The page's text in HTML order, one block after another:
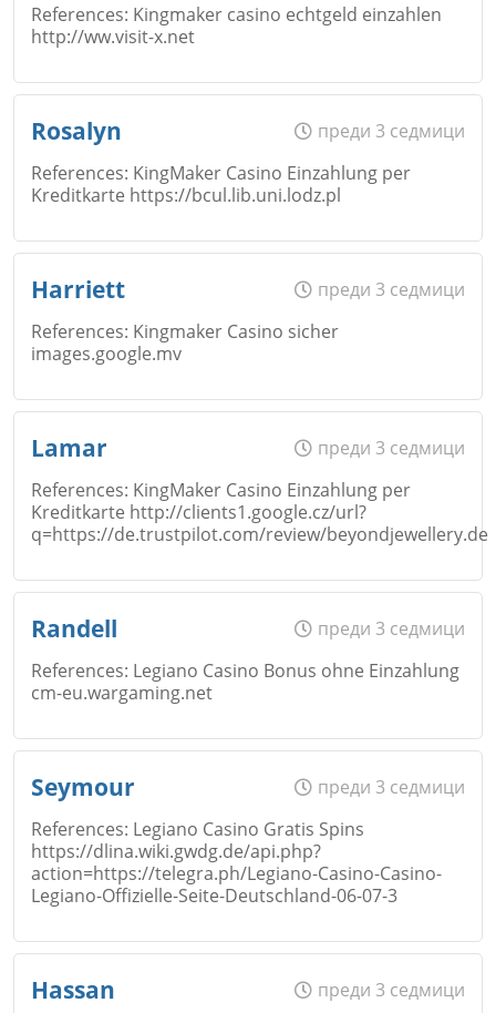
Откажи
Коментар*
Откажи
Email
Коментар*
Откажи
References: Kingmaker casino echtgeld einzahlen
http://ww.visit-x.net
Email
Коментар*
Rosalyn
преди 3 седмици
References: KingMaker Casino Einzahlung per
Kreditkarte https://bcul.lib.uni.lodz.pl
Email
Коментар*
Harriett
преди 3 седмици
References: Kingmaker Casino sicher
images.google.mv
Email
Коментар*
Lamar
преди 3 седмици
References: KingMaker Casino Einzahlung per
Kreditkarte http://clients1.google.cz/url?
q=https://de.trustpilot.com/review/beyondjewellery.de
Email
Коментар*
Randell
преди 3 седмици
References: Legiano Casino Bonus ohne Einzahlung
cm-eu.wargaming.net
Email
Seymour
преди 3 седмици
References: Legiano Casino Gratis Spins
https://dlina.wiki.gwdg.de/api.php?
action=https://telegra.ph/Legiano-Casino-Casino-
Legiano-Offizielle-Seite-Deutschland-06-07-3
Hassan
преди 3 седмици